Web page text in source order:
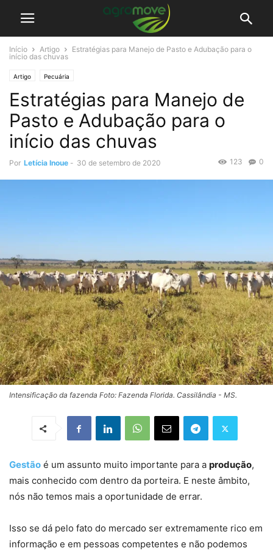
Início Artigo
Estratégias para Manejo de Pasto e Adubação para o
início das chuvas
Artigo Pecuária
Estratégias para Manejo de
Pasto e Adubação para o
início das chuvas
Por Letícia Inoue - 30 de setembro de 2020 0
123
Intensificação da fazenda Foto: Fazenda Florida. Cassilândia - MS.
Gestão é um assunto muito importante para a produção,
mais conhecido com dentro da porteira. E neste âmbito,
nós não temos mais a oportunidade de errar.
Isso se dá pelo fato do mercado ser extremamente rico em
informação e em pessoas competentes e não podemos